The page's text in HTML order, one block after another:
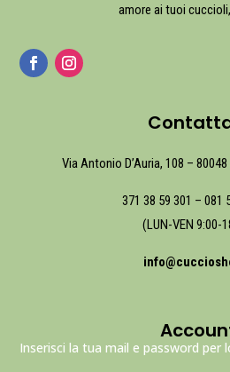
amore ai tuoi cuccioli,
Via Antonio D’Auria, 108 –
371 38 59 301 – 081
(LUN-VEN 9:00-
Inserisci la tua mail e password per